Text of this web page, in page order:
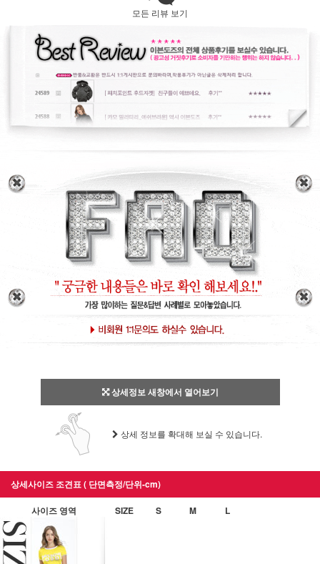
모든 리뷰 보기
상세정보 새창에서 열어보기
상세 정보를 확대해 보실 수 있습니다.
상세사이즈 조견표 ( 단면측정/단위-cm)
사이즈 영역 SIZE S M L